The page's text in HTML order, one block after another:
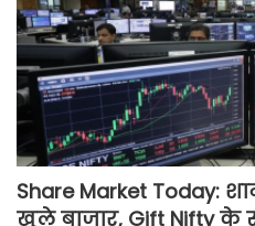
Share Market Today:
खुले बाजार, Gift Nifty